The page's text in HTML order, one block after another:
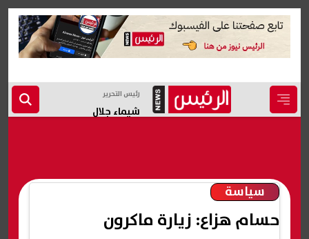
رئيس التحرير
شيماء جلال
سياسة
حسام هزاع: زيارة ماكرون